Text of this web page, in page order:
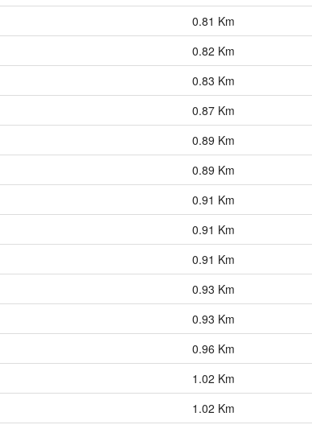
0.81 Km
0.82 Km
0.83 Km
0.87 Km
0.89 Km
0.89 Km
0.91 Km
0.91 Km
0.91 Km
0.93 Km
0.93 Km
0.96 Km
1.02 Km
1.02 Km